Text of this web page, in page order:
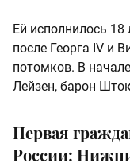
Ей исполнилось 18
после Георга IV и
потомков. В
Лейзен, барон
Первая
России: